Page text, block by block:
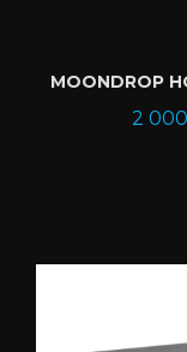
MOONDROP
2